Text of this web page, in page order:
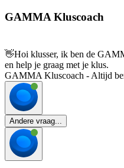
GAMMA Kluscoach
👋Hoi klusser, ik ben de
en help je graag met je klus.
GAMMA Kluscoach - Altijd
Andere vraag...